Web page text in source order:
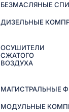
БЕЗМАСЛЯНЫЕ
ДИЗЕЛЬНЫЕ
ОСУШИТЕЛИ
СЖАТОГО
ВОЗДУХА
МАГИСТРАЛЬНЫЕ
МОДУЛЬНЫЕ